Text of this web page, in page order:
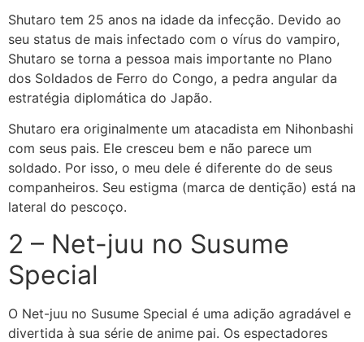
Shutaro tem 25 anos na idade da infecção. Devido ao
seu status de mais infectado com o vírus do vampiro,
Shutaro se torna a pessoa mais importante no Plano
dos Soldados de Ferro do Congo, a pedra angular da
estratégia diplomática do Japão.
Shutaro era originalmente um atacadista em Nihonbashi
com seus pais. Ele cresceu bem e não parece um
soldado. Por isso, o meu dele é diferente do de seus
companheiros. Seu estigma (marca de dentição) está na
lateral do pescoço.
2 – Net-juu no Susume
Special
O Net-juu no Susume Special é uma adição agradável e
divertida à sua série de anime pai. Os espectadores